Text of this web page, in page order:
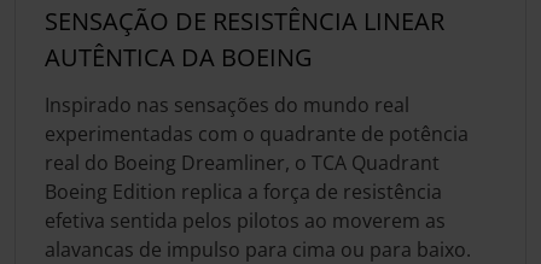
SENSAÇÃO DE RESISTÊNCIA LINEAR
AUTÊNTICA DA BOEING
Inspirado nas sensações do mundo real
experimentadas com o quadrante de potência
real do Boeing Dreamliner, o TCA Quadrant
Boeing Edition replica a força de resistência
efetiva sentida pelos pilotos ao moverem as
alavancas de impulso para cima ou para baixo.